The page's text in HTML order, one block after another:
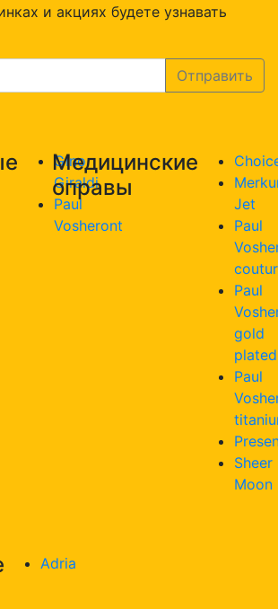
и акциях будете узнавать
Gino
Giraldi
Paul
Vosheront
Медицинские
оправы
Jet
Paul
Paul
gold
plated
Paul
Sheer
Moon
Adria